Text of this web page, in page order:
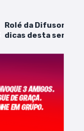
Rolé da Difusora:
dicas desta semana